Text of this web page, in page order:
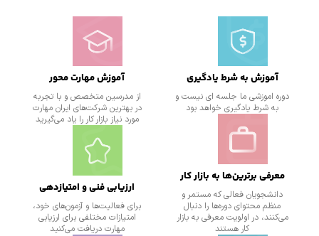
آموزش به شرط یادگیری
دوره اموزشی ما جلسه ای نیست و
به شرط یادگیری خواهد بود
معرفی برترین‌ها به بازار کار
دانشجویان فعالی که مستمر و
منظم محتوای دوره‌ها را دنبال
می‌کنند، در اولویت معرفی به بازار
کار هستند
آموزش مهارت محور
از مدرسین متخصص و با تجربه
در بهترین شرکت‌های ایران مهارت
مورد نیاز بازار کار را یاد می‌گیرید
ارزیابی فنی و امتیازدهی
برای فعالیت‌ها و آزمون‌های خود،
امتیازات مختلفی برای ارزیابی
مهارت دریافت می‌کنید